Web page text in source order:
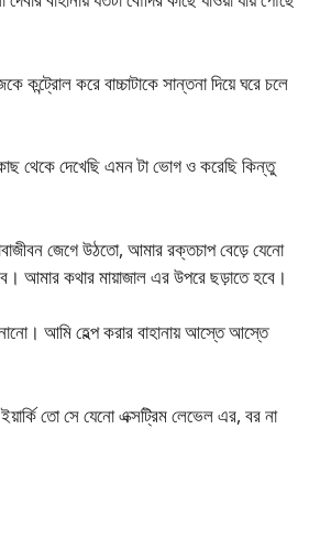
করে বাচ্চাটাকে সান্তনা দিয়ে ঘরে চলে
থেকে দেখেছি এমন টা ভোগ ও করেছি কিন্তু
জেগে উঠতো, আমার রক্তচাপ বেড়ে যেনো
আমার কথার মায়াজাল এর উপরে ছড়াতে হবে।
আমি হেল্প করার বাহানায় আস্তে আস্তে
তো সে যেনো এক্সট্রিম লেভেল এর, বর না